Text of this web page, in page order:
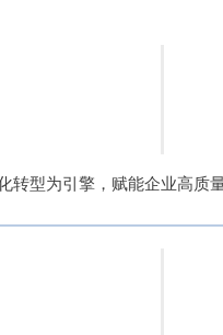
转型为引擎，赋能企业高质